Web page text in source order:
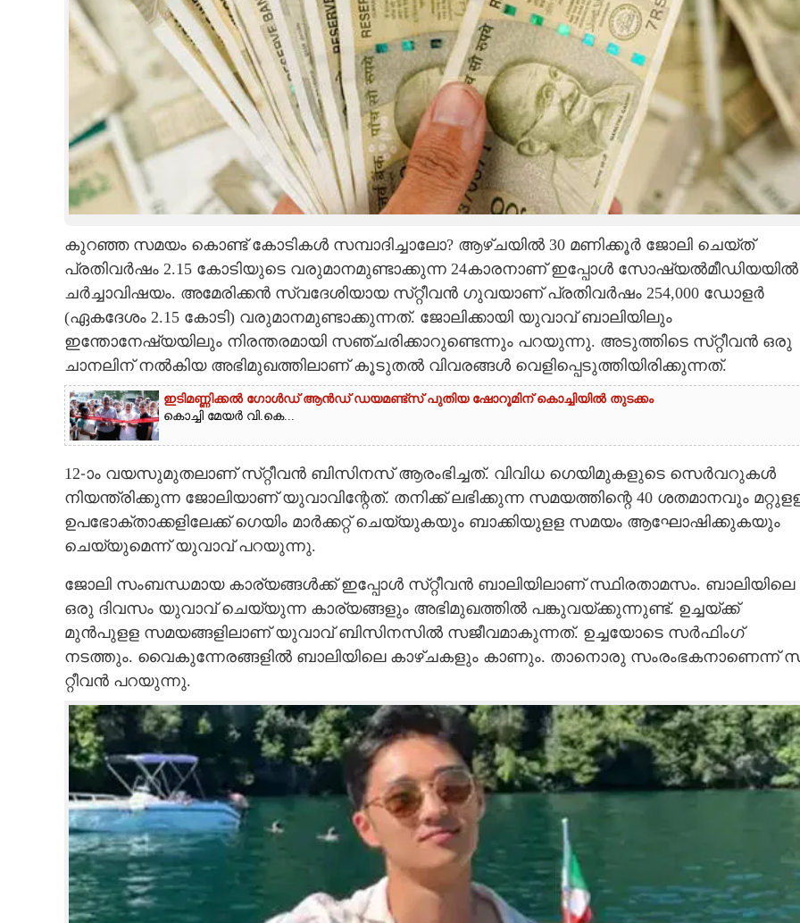
SPIRITUAL
LITERATURE
കുറഞ്ഞ സമയം കൊണ്ട് കോടികൾ സമ്പാദിച്ചാലോ? ആഴ്ചയിൽ 30 മണിക്കൂർ ജോലി ചെയ്ത്
പ്രതിവർഷം 2.15 കോടിയുടെ വരുമാനമുണ്ടാക്കുന്ന 24കാരനാണ് ഇപ്പോൾ സോഷ്യൽമീഡിയയിൽ
ചർച്ചാവിഷയം. അമേരിക്കൻ സ്വദേശിയായ സ്​റ്റീവൻ ഗുവയാണ് പ്രതിവർഷം 254,000 ഡോളർ
(ഏകദേശം 2.15 കോടി) വരുമാനമുണ്ടാക്കുന്നത്. ജോലിക്കായി യുവാവ് ബാലിയിലും
ഇന്തോനേഷ്യയിലും നിരന്തരമായി സഞ്ചരിക്കാറുണ്ടെന്നും പറയുന്നു. അടുത്തിടെ സ്​റ്റീവൻ ഒരു
ചാനലിന് നൽകിയ അഭിമുഖത്തിലാണ് കൂടുതൽ വിവരങ്ങൾ വെളിപ്പെടുത്തിയിരിക്കുന്നത്.
ഇടിമണ്ണിക്കൽ ഗോൾഡ് ആൻഡ് ഡയമണ്ട്‌സ് പുതിയ ഷോറൂമിന് കൊച്ചിയിൽ തുടക്കം
കൊച്ചി മേയർ വി.കെ...
12-ാം വയസുമുതലാണ് സ്​റ്റീവൻ ബിസിനസ് ആരംഭിച്ചത്. വിവിധ ഗെയിമുകളുടെ സെർവറുകൾ
നിയന്ത്രിക്കുന്ന ജോലിയാണ് യുവാവിന്റേത്. തനിക്ക് ലഭിക്കുന്ന സമയത്തിന്റെ 40 ശതമാനവും
ഉപഭോക്താക്കളിലേക്ക് ഗെയിം മാർക്ക​റ്റ് ചെയ്യുകയും ബാക്കിയുളള സമയം ആഘോഷിക്കുകയും
ചെയ്യുമെന്ന് യുവാവ് പറയുന്നു.
ജോലി സംബന്ധമായ കാര്യങ്ങൾക്ക് ഇപ്പോൾ സ്​റ്റീവൻ ബാലിയിലാണ് സ്ഥിരതാമസം. ബാലിയിലെ
ഒരു ദിവസം യുവാവ് ചെയ്യുന്ന കാര്യങ്ങളും അഭിമുഖത്തിൽ പങ്കുവയ്ക്കുന്നുണ്ട്. ഉച്ചയ്ക്ക്
മുൻപുളള സമയങ്ങളിലാണ് യുവാവ് ബിസിനസിൽ സജീവമാകുന്നത്. ഉച്ചയോടെ സർഫിംഗ്
നടത്തും. വൈകുന്നേരങ്ങളിൽ ബാലിയിലെ കാഴ്ചകളും കാണും. താനൊരു സംരംഭകനാണെന്ന്
റ്റീവൻ പറയുന്നു.